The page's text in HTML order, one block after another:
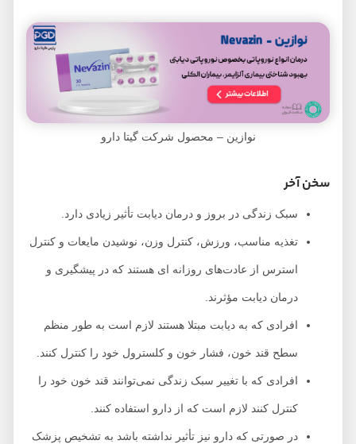
نوازین – محصول شرکت گیتا دارو
سخن آخر
سبک زندگی در بروز و درمان دیابت تأثیر زیادی دارد.
تغذیه مناسب، ورزش، کنترل وزن، نوشیدن مایعات و کنترل
استرس از عادت‌های روزانه ای هستند که در پیشگیری و
درمان دیابت مؤثرند.
افرادی که به دیابت مبتلا هستند لازم است به طور منظم
سطح قند خون، فشار خون و کلسترول خود را کنترل کنند.
افرادی که با تغییر سبک زندگی نمی‌توانند قند خون خود را
کنترل کنند لازم است که از دارو استفاده کنند.
در صورتی که دارو نیز تأثیر نداشته باشد به تشخیص پزشک